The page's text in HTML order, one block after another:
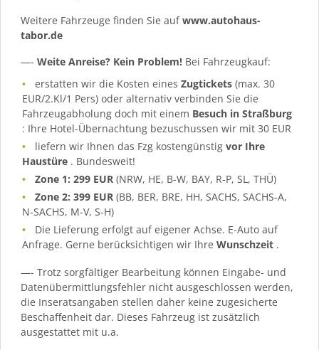
Weitere Fahrzeuge finden Sie aufwww.autohaus-
tabor.de
—- Weite Anreise? Kein Problem! Bei Fahrzeugkauf:
erstatten wir die Kosten einesZugtickets(max. 30
EUR/2.Kl/1 Pers) oder alternativ verbinden Sie die
Fahrzeugabholung doch mit einem Besuch in Straßburg
: Ihre Hotel-Übernachtung bezuschussen wir mit 30 EUR
liefern wir Ihnen das Fzg kostengünstigvor Ihre
Haustüre . Bundesweit!
Zone 1: 299 EUR (NRW, HE, B-W, BAY, R-P, SL, THÜ)
Zone 2: 399 EUR (BB, BER, BRE, HH, SACHS, SACHS-A,
N-SACHS, M-V, S-H)
Die Lieferung erfolgt auf eigener Achse. E-Auto auf
Anfrage. Gerne berücksichtigen wir Ihre Wunschzeit .
—- Trotz sorgfältiger Bearbeitung können Eingabe- und
Datenübermittlungsfehler nicht ausgeschlossen werden,
die Inseratsangaben stellen daher keine zugesicherte
Beschaffenheit dar. Dieses Fahrzeug ist zusätzlich
ausgestattet mit u.a.